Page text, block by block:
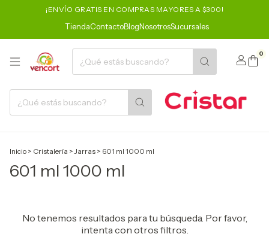
¡ENVÍO GRATIS EN COMPRAS MAYORES A $300!
TiendaContactoBlogNosotrosSucursales
0
Inicio > Cristalería > Jarras > 601 ml 1000 ml
601 ml 1000 ml
No tenemos resultados para tu búsqueda. Por favor,
intenta con otros filtros.